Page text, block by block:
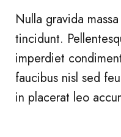
Nulla gravida
tincidunt.
imperdiet
faucibus nisl sed
in placerat leo